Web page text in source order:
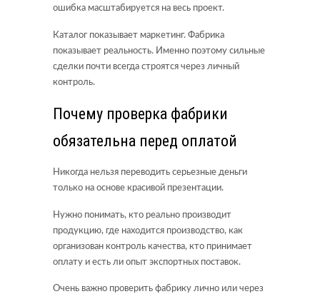
ошибка масштабируется на весь проект.
Каталог показывает маркетинг. Фабрика
показывает реальность. Именно поэтому сильные
сделки почти всегда строятся через личный
контроль.
Почему проверка фабрики
обязательна перед оплатой
Никогда нельзя переводить серьезные деньги
только на основе красивой презентации.
Нужно понимать, кто реально производит
продукцию, где находится производство, как
организован контроль качества, кто принимает
оплату и есть ли опыт экспортных поставок.
Очень важно проверить фабрику лично или через